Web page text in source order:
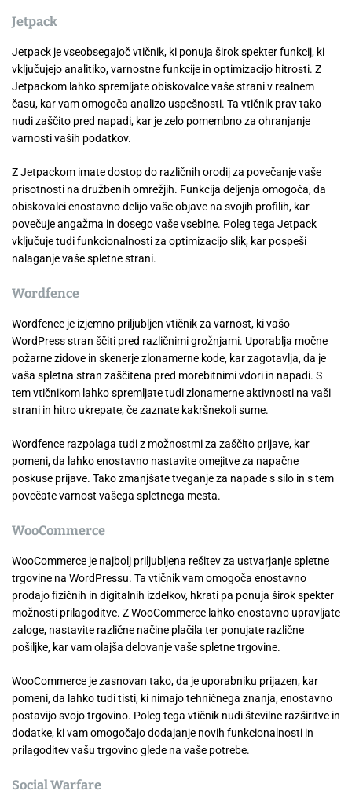
Jetpack
Jetpack je vseobsegajoč vtičnik, ki ponuja širok spekter funkcij, ki
vključujejo analitiko, varnostne funkcije in optimizacijo hitrosti. Z
Jetpackom lahko spremljate obiskovalce vaše strani v realnem
času, kar vam omogoča analizo uspešnosti. Ta vtičnik prav tako
nudi zaščito pred napadi, kar je zelo pomembno za ohranjanje
varnosti vaših podatkov.
Z Jetpackom imate dostop do različnih orodij za povečanje vaše
prisotnosti na družbenih omrežjih. Funkcija deljenja omogoča, da
obiskovalci enostavno delijo vaše objave na svojih profilih, kar
povečuje angažma in dosego vaše vsebine. Poleg tega Jetpack
vključuje tudi funkcionalnosti za optimizacijo slik, kar pospeši
nalaganje vaše spletne strani.
Wordfence
Wordfence je izjemno priljubljen vtičnik za varnost, ki vašo
WordPress stran ščiti pred različnimi grožnjami. Uporablja močne
požarne zidove in skenerje zlonamerne kode, kar zagotavlja, da je
vaša spletna stran zaščitena pred morebitnimi vdori in napadi. S
tem vtičnikom lahko spremljate tudi zlonamerne aktivnosti na vaši
strani in hitro ukrepate, če zaznate kakršnekoli sume.
Wordfence razpolaga tudi z možnostmi za zaščito prijave, kar
pomeni, da lahko enostavno nastavite omejitve za napačne
poskuse prijave. Tako zmanjšate tveganje za napade s silo in s tem
povečate varnost vašega spletnega mesta.
WooCommerce
WooCommerce je najbolj priljubljena rešitev za ustvarjanje spletne
trgovine na WordPressu. Ta vtičnik vam omogoča enostavno
prodajo fizičnih in digitalnih izdelkov, hkrati pa ponuja širok spekter
možnosti prilagoditve. Z WooCommerce lahko enostavno upravljate
zaloge, nastavite različne načine plačila ter ponujate različne
pošiljke, kar vam olajša delovanje vaše spletne trgovine.
WooCommerce je zasnovan tako, da je uporabniku prijazen, kar
pomeni, da lahko tudi tisti, ki nimajo tehničnega znanja, enostavno
postavijo svojo trgovino. Poleg tega vtičnik nudi številne razširitve in
dodatke, ki vam omogočajo dodajanje novih funkcionalnosti in
prilagoditev vašu trgovino glede na vaše potrebe.
Social Warfare